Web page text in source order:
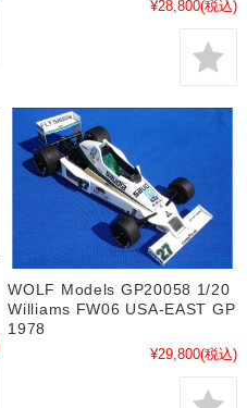
¥28,800(税込)
WOLF Models GP20058 1/20
Williams FW06 USA-EAST GP
1978
¥29,800(税込)